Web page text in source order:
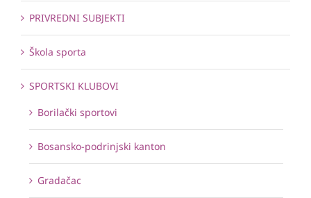
PRIVREDNI SUBJEKTI
Škola sporta
SPORTSKI KLUBOVI
Borilački sportovi
Bosansko-podrinjski kanton
Gradačac